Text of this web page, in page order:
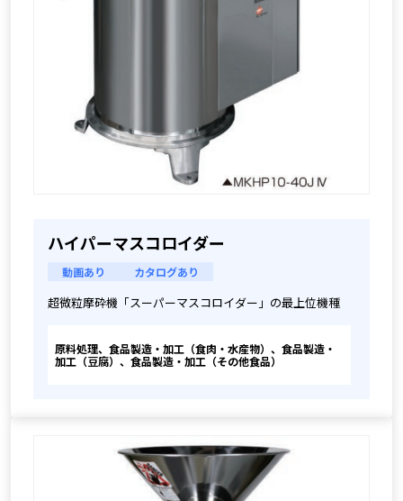
ハイパーマスコロイダー
動画あり カタログあり
超微粒摩砕機「スーパーマスコロイダー」の最上位機種
原料処理、食品製造・加工（食肉・水産物）、食品製造・
加工（豆腐）、食品製造・加工（その他食品）